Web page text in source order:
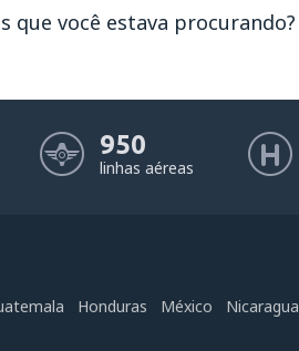
que você estava procurando?
950
linhas aéreas
Honduras México Nicaragua